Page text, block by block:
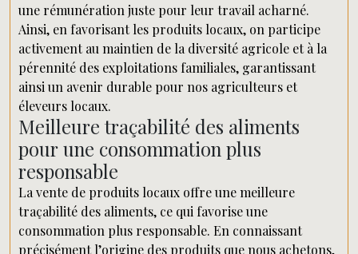
une rémunération juste pour leur travail acharné.
Ainsi, en favorisant les produits locaux, on participe
activement au maintien de la diversité agricole et à la
pérennité des exploitations familiales, garantissant
ainsi un avenir durable pour nos agriculteurs et
éleveurs locaux.
Meilleure traçabilité des aliments
pour une consommation plus
responsable
La vente de produits locaux offre une meilleure
traçabilité des aliments, ce qui favorise une
consommation plus responsable. En connaissant
précisément l’origine des produits que nous achetons,